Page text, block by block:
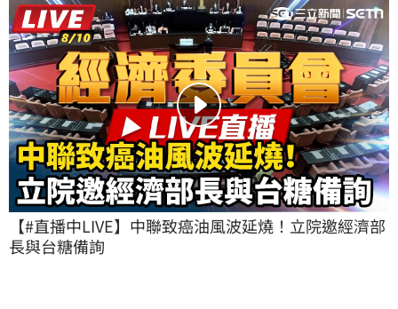
【#直播中LIVE】中聯致癌油風波延燒！立院邀經濟部
長與台糖備詢